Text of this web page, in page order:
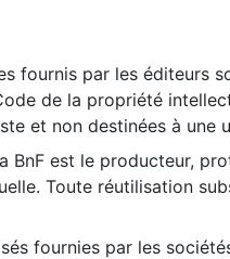
fournis par les éditeurs
de la propriété
et non destinées à une
BnF est le producteur,
Toute réutilisation
fournies par les